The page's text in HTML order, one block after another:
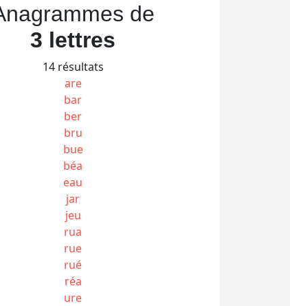
de
3 lettres
14 résultats
are
bar
ber
bru
bue
béa
eau
jar
jeu
rua
rue
rué
réa
ure